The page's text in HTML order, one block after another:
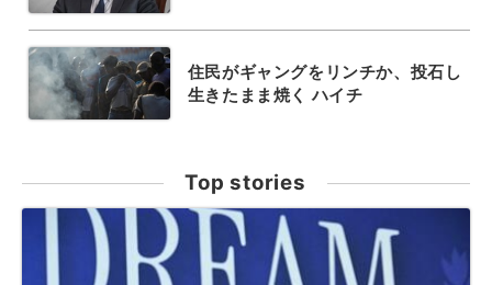
住民がギャングをリンチか、投石し
生きたまま焼く ハイチ
Top stories